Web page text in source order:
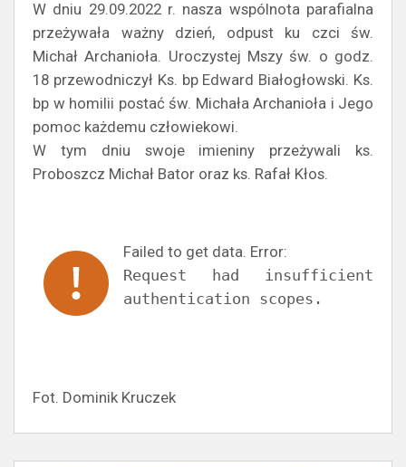
W dniu 29.09.2022 r. nasza wspólnota parafialna
przeżywała ważny dzień, odpust ku czci św.
Michał Archanioła. Uroczystej Mszy św. o godz.
18 przewodniczył Ks. bp Edward Białogłowski. Ks.
bp w homilii postać św. Michała Archanioła i Jego
pomoc każdemu człowiekowi.
W tym dniu swoje imieniny przeżywali ks.
Proboszcz Michał Bator oraz ks. Rafał Kłos.
Failed to get data. Error:
Request had insufficient
authentication scopes.
Fot. Dominik Kruczek